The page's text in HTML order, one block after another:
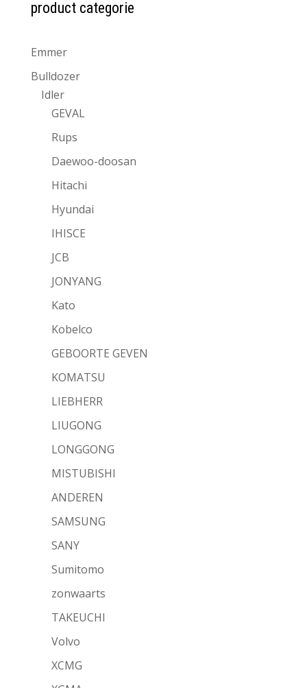
product categorie
Emmer
Bulldozer
Idler
GEVAL
Rups
Daewoo-doosan
Hitachi
Hyundai
IHISCE
JCB
JONYANG
Kato
Kobelco
GEBOORTE GEVEN
KOMATSU
LIEBHERR
LIUGONG
LONGGONG
MISTUBISHI
ANDEREN
SAMSUNG
SANY
Sumitomo
zonwaarts
TAKEUCHI
Volvo
XCMG